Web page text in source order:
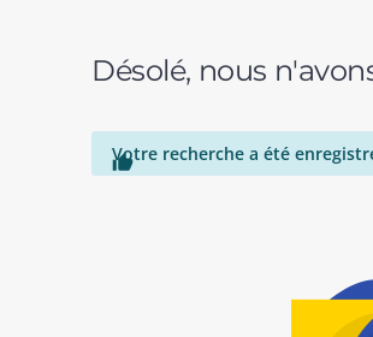
Désolé, nous

Votre recherche a été